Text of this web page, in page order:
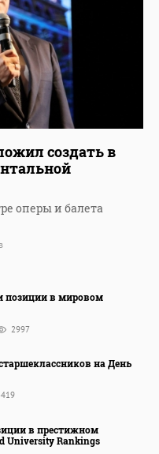
создать в
оперы и балета
позиции в мировом
2997
на День
в престижном
University Rankings